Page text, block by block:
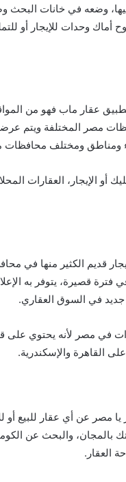
وضعه في خانات
أماك وحدات للإيجار
عقار ماب فهو من
مصر المختلفة ويتم
ومناطق ومختلف
أو الإيجار، العقارات
قديم الكثير منها في
فترة قصيرة، يتوفر به
جديد في السوق العقاري.
في مصر لأنه يحتوي على
القاهرة والإسكندرية.
عن أي عقار للبيع أو
بالمجان، والبحث عن
العقار.